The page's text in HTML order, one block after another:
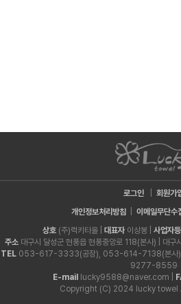
로그인
회원가
개인정보처리방침
이메일무단수
상호 (주)럭키타올 | 대표자 이상봉 | 사업자
주소 대구시 달성군 현풍읍 현풍중앙로 118(본사) | 대
TEL053-617-3333(공장), 053-614-7138(본사)
9277-8559
E-mail
lucky9588@naver.com |
Copyright (C) 2024 lucky towel